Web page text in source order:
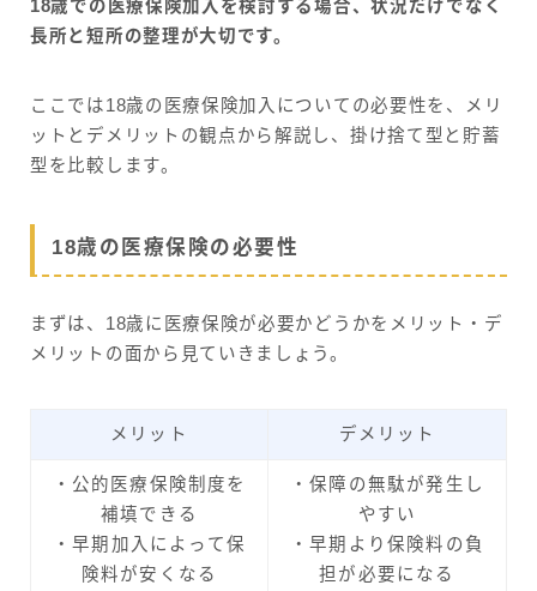
18歳での医療保険加入を検討する場合、状況だけでなく
長所と短所の整理が大切です。
ここでは18歳の医療保険加入についての必要性を、メリ
ットとデメリットの観点から解説し、掛け捨て型と貯蓄
型を比較します。
18歳の医療保険の必要性
まずは、18歳に医療保険が必要かどうかをメリット・デ
メリットの面から見ていきましょう。
メリット デメリット
・公的医療保険制度を
補填できる
・早期加入によって保
険料が安くなる
・保障の無駄が発生し
やすい
・早期より保険料の負
担が必要になる